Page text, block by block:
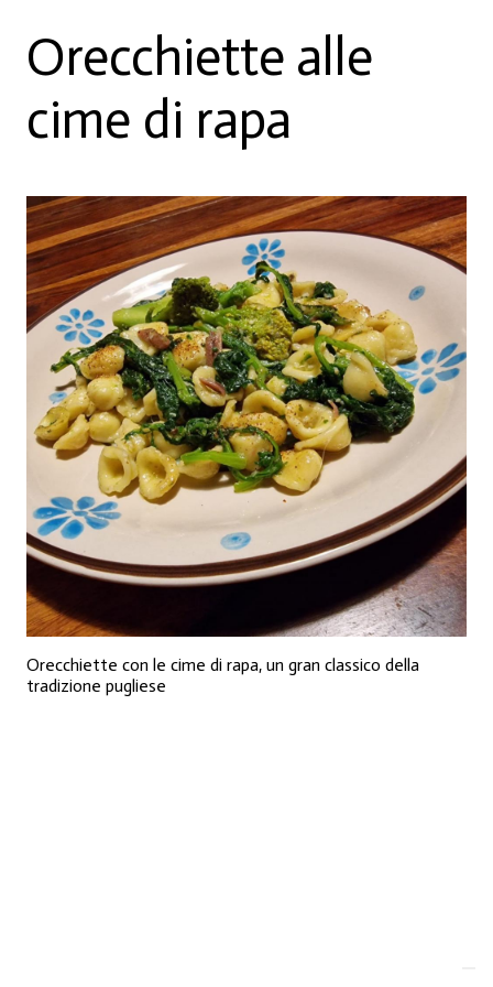
Orecchiette alle
cime di rapa
Orecchiette con le cime di rapa, un gran classico della
tradizione pugliese